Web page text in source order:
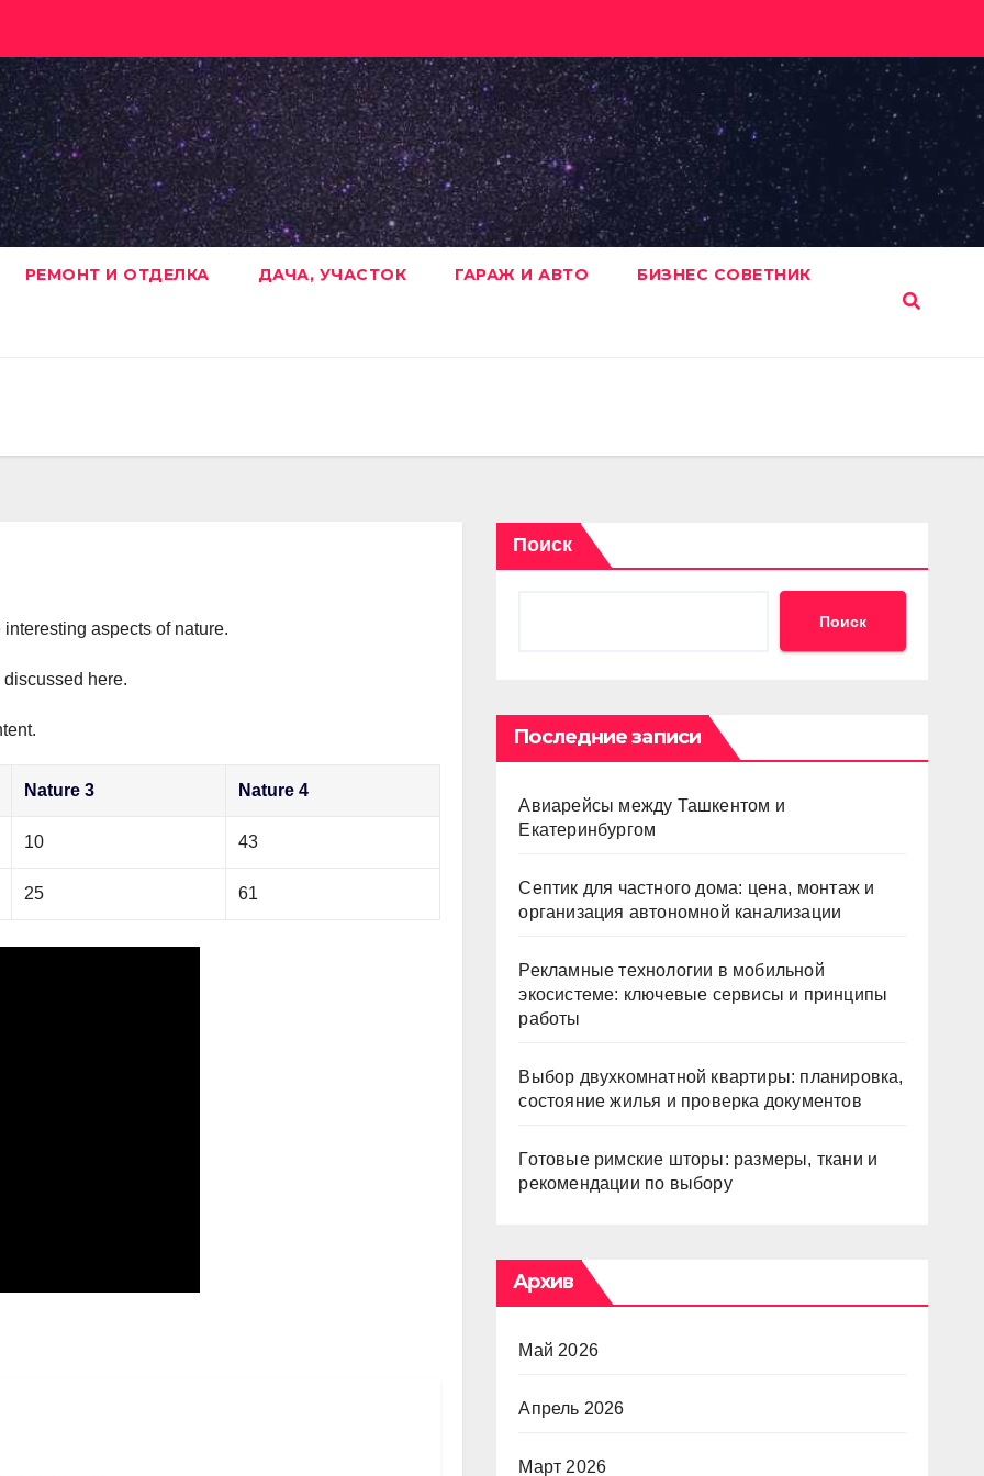
РЕМОНТ И ОТДЕЛКА ДАЧА, УЧАСТОК ГАРАЖ И АВТО БИЗНЕС СОВЕТНИК
aspects of nature.
here.
Nature 3 Nature 4
10 43
25 61
Поиск
Поиск
Последние записи
Авиарейсы между Ташкентом и
Екатеринбургом
Септик для частного дома: цена, монтаж и
организация автономной канализации
Рекламные технологии в мобильной
экосистеме: ключевые сервисы и принципы
работы
Выбор двухкомнатной квартиры: планировка,
состояние жилья и проверка документов
Готовые римские шторы: размеры, ткани и
рекомендации по выбору
Архив
Май 2026
Апрель 2026
Март 2026